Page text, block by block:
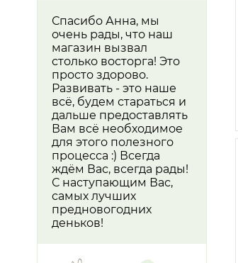
Спасибо Анна, мы
очень рады, что наш
магазин вызвал
столько восторга! Это
просто здорово.
Развивать - это наше
всё, будем стараться и
дальше предоставлять
Вам всё необходимое
для этого полезного
процесса :) Всегда
ждём Вас, всегда рады!
С наступающим Вас,
самых лучших
предновогодних
деньков!